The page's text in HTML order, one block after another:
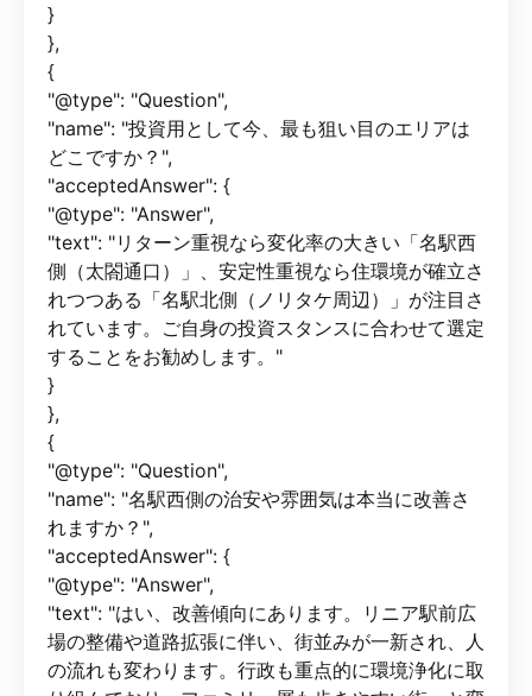
}
},
{
"@type": "Question",
"name": "投資用として今、最も狙い目のエリアは
どこですか？",
"acceptedAnswer": {
"@type": "Answer",
"text": "リターン重視なら変化率の大きい「名駅西
側（太閤通口）」、安定性重視なら住環境が確立さ
れつつある「名駅北側（ノリタケ周辺）」が注目さ
れています。ご自身の投資スタンスに合わせて選定
することをお勧めします。"
}
},
{
"@type": "Question",
"name": "名駅西側の治安や雰囲気は本当に改善さ
れますか？",
"acceptedAnswer": {
"@type": "Answer",
"text": "はい、改善傾向にあります。リニア駅前広
場の整備や道路拡張に伴い、街並みが一新され、人
の流れも変わります。行政も重点的に環境浄化に取